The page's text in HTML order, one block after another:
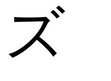
ズ